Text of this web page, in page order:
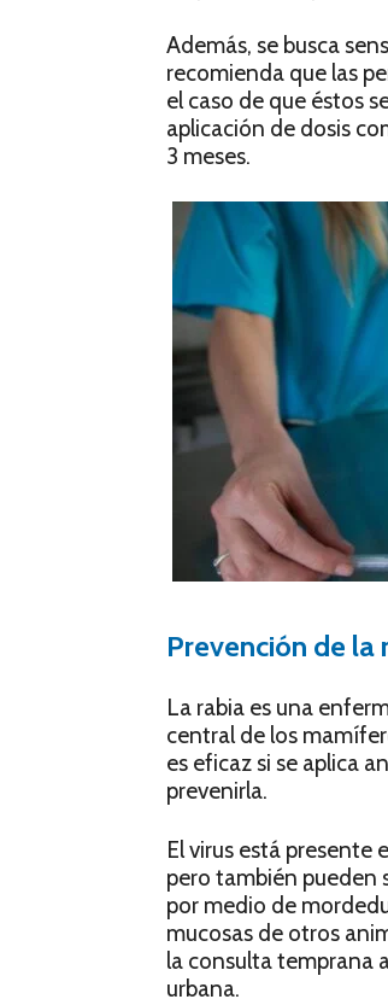
Además, se busca
recomienda que las
el caso de que éstos
aplicación de dosis
3 meses.
Prevención de la
La rabia es una
central de los
es eficaz si se aplica
prevenirla.
El virus está presente
pero también pueden
por medio de
mucosas de otros
la consulta temprana
urbana.